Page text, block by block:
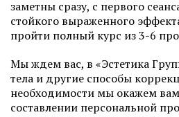
заметны сразу, с первого
стойкого выраженного
пройти полный курс из 3-6
Мы ждем вас, в «Эстетика
тела и другие способы
необходимости мы окажем
составлении персональной